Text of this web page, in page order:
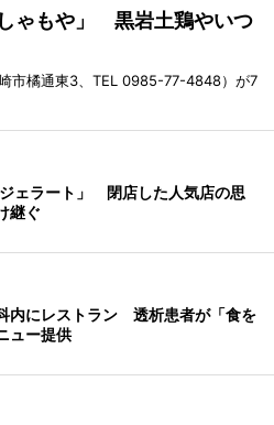
ゃもや」 黒岩土鶏やいつ
市橘通東3、TEL 0985-77-4848）が7
ェラート」 閉店した人気店の思
継ぐ
内にレストラン 透析患者が「食を
ュー提供